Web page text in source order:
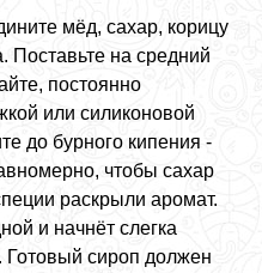
мёд, сахар, корицу
Поставьте на средний
постоянно
или силиконовой
до бурного кипения -
чтобы сахар
раскрыли аромат.
и начнёт слегка
Готовый сироп должен